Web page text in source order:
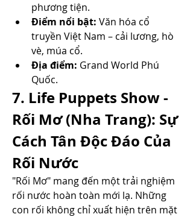
phương tiện.
Điểm nổi bật: Văn hóa cổ
truyền Việt Nam – cải lương, hò
vè, múa cổ.
Địa điểm: Grand World Phú
Quốc.
7. Life Puppets Show -
Rối Mơ (Nha Trang): Sự
Cách Tân Độc Đáo Của
Rối Nước
"Rối Mơ" mang đến một trải nghiệm
rối nước hoàn toàn mới lạ. Những
con rối không chỉ xuất hiện trên mặt